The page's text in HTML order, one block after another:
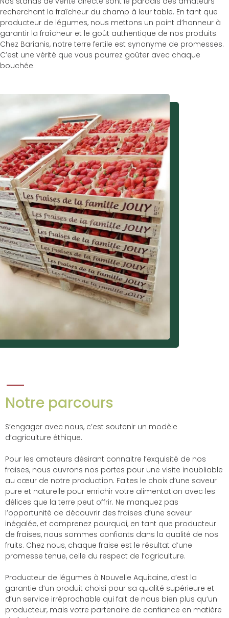
recherchant la fraîcheur du champ à leur table. En tant que
producteur de légumes, nous mettons un point d’honneur à
garantir la fraîcheur et le goût authentique de nos produits.
Chez Barianis, notre terre fertile est synonyme de promesses.
C’est une vérité que vous pourrez goûter avec chaque
bouchée.
Notre parcours
S’engager avec nous, c’est soutenir un modèle
d’agriculture éthique.
Pour les amateurs désirant connaitre l’exquisité de nos
fraises, nous ouvrons nos portes pour une visite inoubliable
au cœur de notre production. Faites le choix d’une saveur
pure et naturelle pour enrichir votre alimentation avec les
délices que la terre peut offrir. Ne manquez pas
l’opportunité de découvrir des fraises d’une saveur
inégalée, et comprenez pourquoi, en tant que producteur
de fraises, nous sommes confiants dans la qualité de nos
fruits. Chez nous, chaque fraise est le résultat d’une
promesse tenue, celle du respect de l’agriculture.
Producteur de légumes à Nouvelle Aquitaine, c’est la
garantie d’un produit choisi pour sa qualité supérieure et
d’un service irréprochable qui fait de nous bien plus qu’un
producteur, mais votre partenaire de confiance en matière